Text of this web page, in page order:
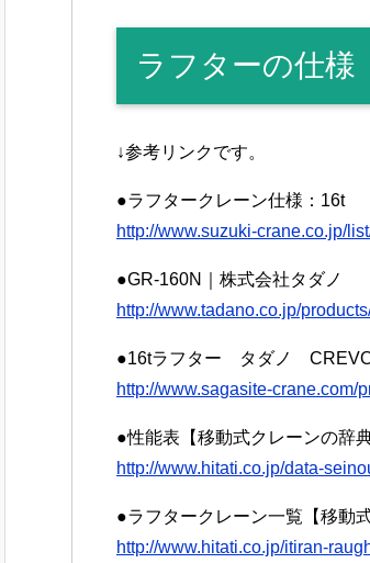
ラフターの仕様
↓参考リンクです。
●ラフタークレーン仕様：16t
http://www.suzuki-crane.co.jp/
●GR-160N｜株式会社タダノ
http://www.tadano.co.jp/
●16tラフター タダノ
http://www.sagasite-crane.com/
●性能表【移動式クレーンの辞典
http://www.hitati.co.jp/data-
●ラフタークレーン一覧【移動
http://www.hitati.co.jp/itiran-